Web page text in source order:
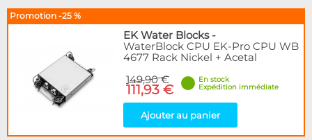
Promotion -25 %
EK Water Blocks-
WaterBlock CPU EK-Pro CPU WB
4677 Rack Nickel + Acetal
149,90 €
111,93 €
En stock
Expédition immédiate
Ajouter au panier